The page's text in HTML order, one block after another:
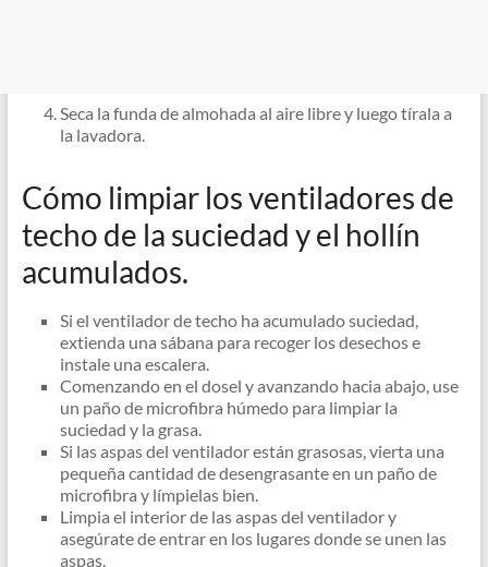
Seca la funda de almohada al aire libre y luego tírala a
la lavadora.
Cómo limpiar los ventiladores de
techo de la suciedad y el hollín
acumulados.
Si el ventilador de techo ha acumulado suciedad,
extienda una sábana para recoger los desechos e
instale una escalera.
Comenzando en el dosel y avanzando hacia abajo, use
un paño de microfibra húmedo para limpiar la
suciedad y la grasa.
Si las aspas del ventilador están grasosas, vierta una
pequeña cantidad de desengrasante en un paño de
microfibra y límpielas bien.
Limpia el interior de las aspas del ventilador y
asegúrate de entrar en los lugares donde se unen las
aspas.